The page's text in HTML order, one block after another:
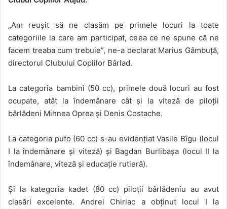
„Am reușit să ne clasăm pe primele locuri la toate
categoriile la care am participat, ceea ce ne spune că ne
facem treaba cum trebuie”, ne-a declarat Marius Gâmbuță,
directorul Clubului Copiilor Bârlad.
La categoria bambini (50 cc), primele două locuri au fost
ocupate, atât la îndemânare cât și la viteză de piloții
bârlădeni Mihnea Oprea și Denis Costache.
La categoria pufo (60 cc) s-au evidențiat Vasile Bîgu (locul
I la îndemânare și viteză) și Bagdan Burlibașa (locul II la
îndemânare, viteză și educație rutieră).
Și la kategoria kadet (80 cc) piloții bârlădeniu au avut
clasări excelente. Andrei Chiriac a obținut locul I la